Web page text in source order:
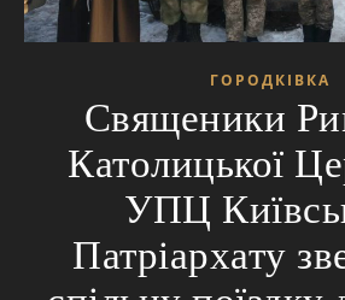
ГОРОДКІВКА
Священики
Католицької
УПЦ
Патріархату